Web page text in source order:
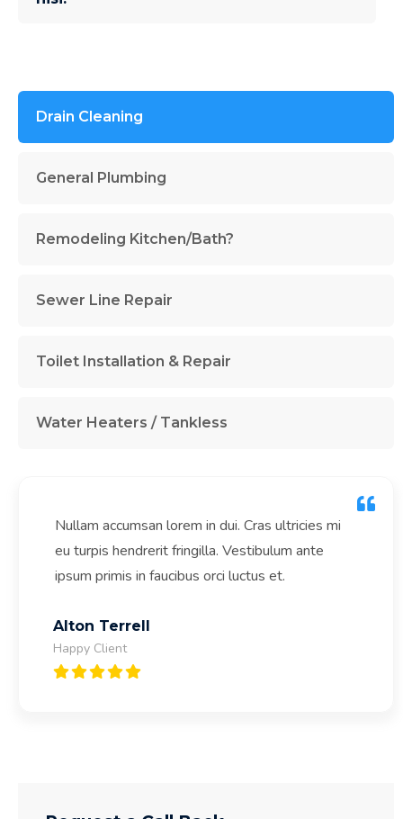
Drain Cleaning
General Plumbing
Remodeling Kitchen/Bath?
Sewer Line Repair
Toilet Installation & Repair
Water Heaters / Tankless
Aenean leo ligula, porttitor eu,
eleifend ac, enim. Aliquam lorem
in, viverra quis, feugiat a, tellus.